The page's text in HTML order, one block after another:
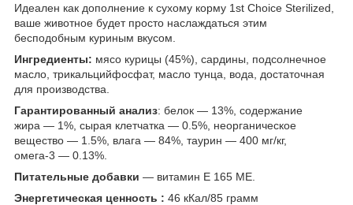
Идеален как дополнение к сухому корму 1st Choice Sterilized,
ваше животное будет просто наслаждаться этим
бесподобным куриным вкусом.
Ингредиенты: мясо курицы (45%), сардины, подсолнечное
масло, трикальцийфосфат, масло тунца, вода, достаточная
для производства.
Гарантированный анализ: белок — 13%, содержание
жира — 1%, сырая клетчатка — 0.5%, неорганическое
вещество — 1.5%, влага — 84%, таурин — 400 мг/кг,
омега-3 — 0.13%.
Питательные добавки — витамин Е 165 МЕ.
Энергетическая ценность : 46 кКал/85 грамм